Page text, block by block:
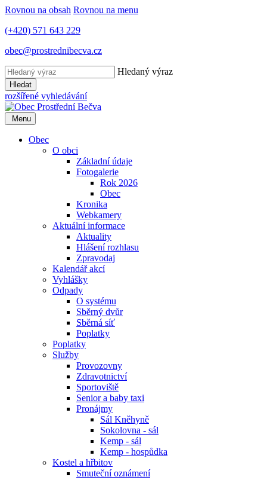
Rovnou na obsah Rovnou na menu
(+420) 571 643 229
obec@prostrednibecva.cz
Hledaný výraz
Hledat
rozšířené vyhledávání
Menu
Obec
O obci
Základní údaje
Fotogalerie
Rok 2026
Obec
Kronika
Webkamery
Aktuální informace
Aktuality
Hlášení rozhlasu
Zpravodaj
Kalendář akcí
Vyhlášky
Odpady
O systému
Sběrný dvůr
Sběrná síť
Poplatky
Poplatky
Služby
Provozovny
Zdravotnictví
Sportoviště
Senior a baby taxi
Pronájmy
Sál Kněhyně
Sokolovna - sál
Kemp - sál
Kemp - hospůdka
Kostel a hřbitov
Smuteční oznámení